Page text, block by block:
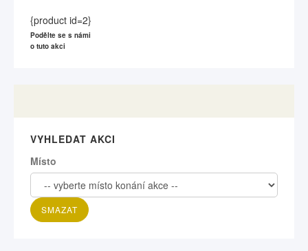
{product id=2}
Podělte se s námi
o tuto akci
VYHLEDAT AKCI
Místo